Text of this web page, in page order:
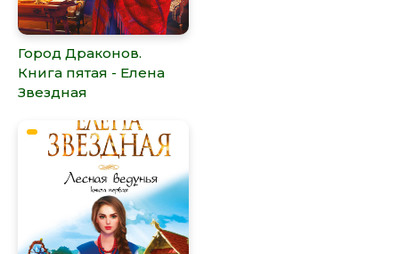
Город Драконов.
Книга пятая - Елена
Звездная